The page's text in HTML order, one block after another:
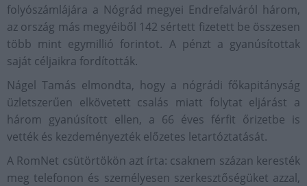
folyószámlájára a Nógrád megyei Endrefalváról három,
az ország más megyéiből 142 sértett fizetett be összesen
több mint egymillió forintot. A pénzt a gyanúsítottak
saját céljaikra fordították.
Nágel Tamás elmondta, hogy a nógrádi főkapitányság
üzletszerűen elkövetett csalás miatt folytat eljárást a
három gyanúsított ellen, a 66 éves férfit őrizetbe is
vették és kezdeményezték előzetes letartóztatását.
A RomNet csütörtökön azt írta: csaknem százan keresték
meg telefonon és személyesen szerkesztőségüket azzal,